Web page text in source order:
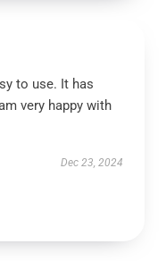
to use. It has
very happy with
Dec 23, 2024